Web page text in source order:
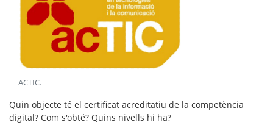
ACTIC.
Quin objecte té el certificat acreditatiu de la competència
digital? Com s'obté? Quins nivells hi ha?